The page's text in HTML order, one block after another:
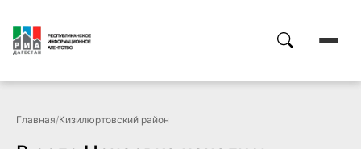
Главная/Кизилюртовский район